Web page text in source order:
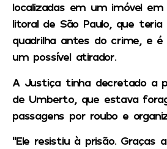
localizadas em um imóvel em
litoral de São Paulo, que teria
quadrilha antes do crime, e
um possível atirador.
A Justiça tinha decretado a
de Umberto, que estava
passagens por roubo e
“Ele resistiu à prisão. Graças